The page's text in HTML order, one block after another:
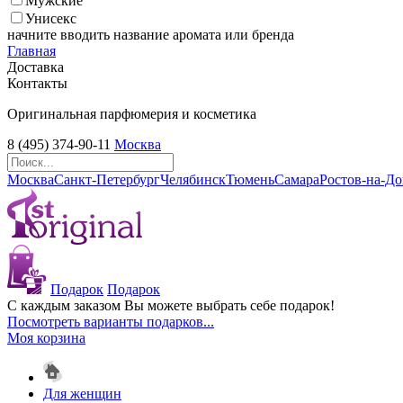
Унисекс
начните вводить название аромата или бренда
Главная
Доставка
Контакты
Оригинальная парфюмерия и косметика
8 (495) 374-90-11 Москва
МоскваСанкт-ПетербургЧелябинскТюменьСамараРостов-на-
Подарок Подарок
С каждым заказом Вы можете выбрать себе подарок!
Посмотреть варианты подарков...
Моя корзина
Для женщин